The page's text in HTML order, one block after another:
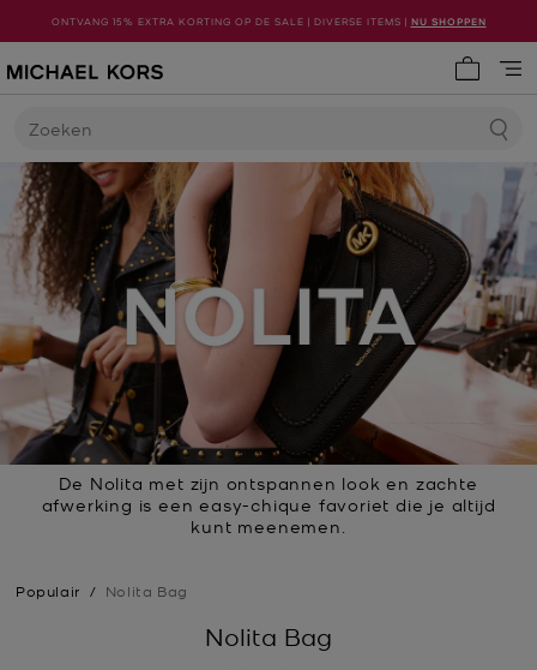
ONTVANG 15% EXTRA KORTING OP DE SALE | DIVERSE ITEMS | NU SHOPPEN
Zoeken
De Nolita met zijn ontspannen look en zachte
afwerking is een easy-chique favoriet die je altijd
kunt meenemen.
Populair / Nolita Bag
Nolita Bag